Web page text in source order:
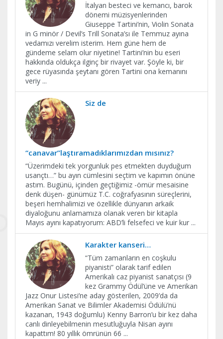
İtalyan besteci ve kemancı, barok
dönemi müzisyenlerinden
Giuseppe Tartini’nin, Violin Sonata
in G minör / Devil’s Trill Sonata’sı ile Temmuz ayına
vedamızı verelim isterim. Hem güne hem de
gündeme selam olur niyetine! Tartini’nin bu eseri
hakkında oldukça ilginç bir rivayet var. Şöyle ki, bir
gece rüyasında şeytanı gören Tartini ona kemanını
veriy ...
Siz de
“canavar”laştıramadıklarımızdan mısınız?
“Üzerimdeki tek yorgunluk pes etmekten duyduğum
usançtı…” bu ayın cümlesini seçtim ve kapımın önüne
astım. Bugünü, içinden geçtiğimiz -ömür mesaisine
denk düşen- günümüz T.C. coğrafyasının süreçlerini,
beşeri hemhalimizi ve özellikle dünyanın arkaik
diyaloğunu anlamamıza olanak veren bir kitapla
Mayıs ayını kapatıyorum: ABD’li felsefeci ve kuir kur ...
Karakter kanseri…
“Tüm zamanların en coşkulu
piyanisti” olarak tarif edilen
Amerikalı caz piyanist sanatçısı (9
kez Grammy Ödül’üne ve Amerikan
Jazz Onur Listesi’ne aday gösterilen, 2009’da da
Amerikan Sanat ve Bilimler Akademisi Ödülü’nü
kazanan, 1943 doğumlu) Kenny Barron’u bir kez daha
canlı dinleyebilmenin mesutluğuyla Nisan ayını
kapattım! 80 yıllık ömrünün 66 ...